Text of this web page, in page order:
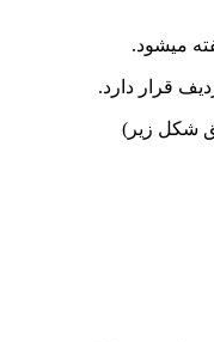
میشود.
قرار دارد.
شکل زیر)